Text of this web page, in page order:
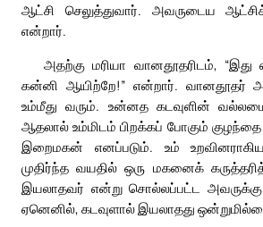
ஆட்சி செலுத்துவார். அவருடைய
என்றார்.
அதற்கு மரியா வானதூதரிடம், “இது
கன்னி ஆயிற்றே!” என்றார். வானதூதர்
உம்மீது வரும். உன்னத கடவுளின் வல்லமை
ஆதலால் உம்மிடம் பிறக்கப் போகும்
இறைமகன் எனப்படும். உம்
முதிர்ந்த வயதில் ஒரு மகனைக்
இயலாதவர் என்று சொல்லப்பட்ட
ஏனெனில், கடவுளால் இயலாதது